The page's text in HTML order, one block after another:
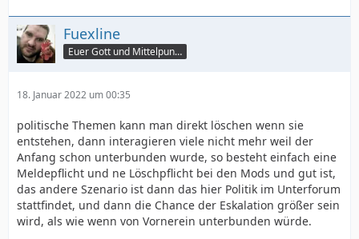
Fuexline
Euer Gott und Mittelpunkt
18. Januar 2022 um 00:35
politische Themen kann man direkt löschen wenn sie
entstehen, dann interagieren viele nicht mehr weil der
Anfang schon unterbunden wurde, so besteht einfach eine
Meldepflicht und ne Löschpflicht bei den Mods und gut ist,
das andere Szenario ist dann das hier Politik im Unterforum
stattfindet, und dann die Chance der Eskalation größer sein
wird, als wie wenn von Vornerein unterbunden würde.